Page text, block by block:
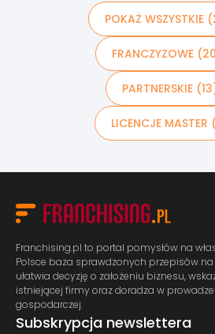
POKAŻ WSZYSTKIE
FRANCZYZOWE
PARTNERSKIE
LICENCJE MASTER
Franchising.pl to portal pomysłów na
Polsce baza sprawdzonych przepisów na
ułatwia decyzję o założeniu biznesu,
istniejącej firmy oraz doradza w
gospodarczej.
Subskrypcja newslettera